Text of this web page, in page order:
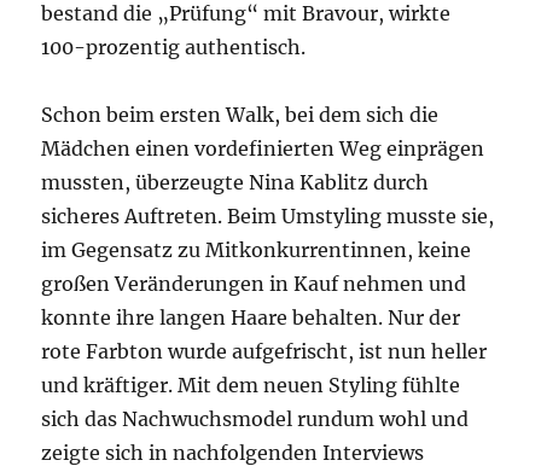
bestand die „Prüfung“ mit Bravour, wirkte
100-prozentig authentisch.
Schon beim ersten Walk, bei dem sich die
Mädchen einen vordefinierten Weg einprägen
mussten, überzeugte Nina Kablitz durch
sicheres Auftreten. Beim Umstyling musste sie,
im Gegensatz zu Mitkonkurrentinnen, keine
großen Veränderungen in Kauf nehmen und
konnte ihre langen Haare behalten. Nur der
rote Farbton wurde aufgefrischt, ist nun heller
und kräftiger. Mit dem neuen Styling fühlte
sich das Nachwuchsmodel rundum wohl und
zeigte sich in nachfolgenden Interviews